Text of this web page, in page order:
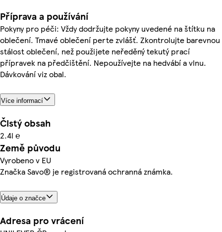
Příprava a používání
Pokyny pro péči: Vždy dodržujte pokyny uvedené na štítku na
oblečení. Tmavé oblečení perte zvlášť. Zkontrolujte barevnou
stálost oblečení, než použijete neředěný tekutý prací
přípravek na předčištění. Nepoužívejte na hedvábí a vlnu.
Dávkování viz obal.
Více informací
Čistý obsah
2.4l ℮
Země původu
Vyrobeno v EU
Značka Savo® je registrovaná ochranná známka.
Údaje o značce
Adresa pro vrácení